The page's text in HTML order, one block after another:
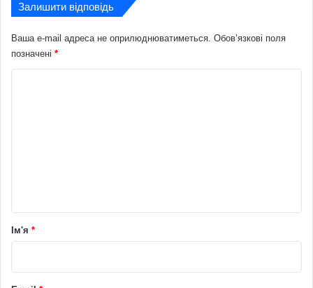
Залишити відповідь
Ваша e-mail адреса не оприлюднюватиметься. Обов’язкові поля
позначені *
рІм'я *